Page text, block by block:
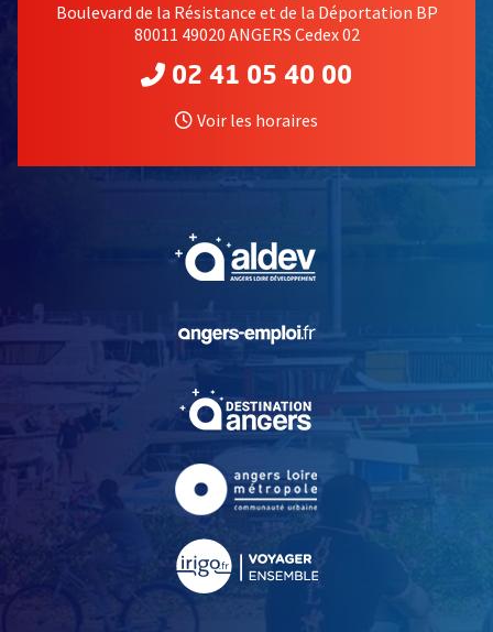
Boulevard de la Résistance et de la Déportation BP
80011 49020 ANGERS Cedex 02
02 41 05 40 00
Voir les horaires
, Ouvre une nouvelle
, Ouvre une nouvelle